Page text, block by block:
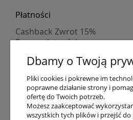
Płatności
Cashback Zwrot 15%
Formy płatności
Numer konta
PayPo kupujesz, nie płacisz
Progi rabatowe
Promocje
Dbamy o Twoją
Pliki cookies i pokrewne im
poprawne działanie strony i
ofertę do Twoich potrzeb.
Możesz zaakceptować
wszystkich tych plików i przejść